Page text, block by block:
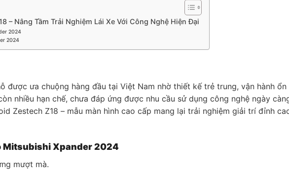
– Nâng Tầm Trải Nghiệm Lái Xe Với Công Nghệ Hiện Đại
2024
2024
được ưa chuộng hàng đầu tại Việt Nam nhờ thiết kế trẻ trung, vận hành
nhiều hạn chế, chưa đáp ứng được nhu cầu sử dụng công nghệ ngày
Zestech Z18 – mẫu màn hình cao cấp mang lại trải nghiệm giải trí đỉnh
Mitsubishi Xpander 2024
mượt mà.